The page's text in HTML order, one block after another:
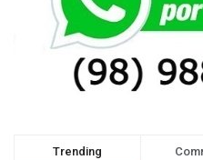
Trending